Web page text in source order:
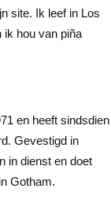
site. Ik leef in Los
ik hou van piña
en heeft sindsdien
Gevestigd in
in dienst en doet
Gotham.